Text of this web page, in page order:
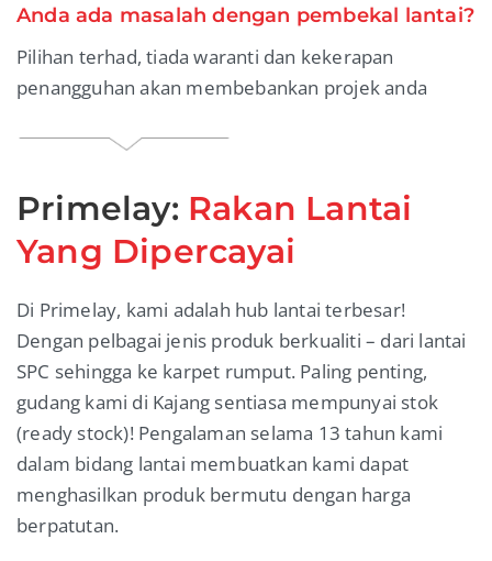
Anda ada masalah dengan pembekal lantai?
Pilihan terhad, tiada waranti dan kekerapan
penangguhan akan membebankan projek anda
Primelay: Rakan Lantai
Yang Dipercayai
Di Primelay, kami adalah hub lantai terbesar!
Dengan pelbagai jenis produk berkualiti – dari lantai
SPC sehingga ke karpet rumput. Paling penting,
gudang kami di Kajang sentiasa mempunyai stok
(ready stock)! Pengalaman selama 13 tahun kami
dalam bidang lantai membuatkan kami dapat
menghasilkan produk bermutu dengan harga
berpatutan.